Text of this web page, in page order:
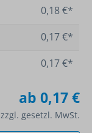
0,18 €*
0,17 €*
0,17 €*
ab 0,17 €
zzgl. gesetzl. MwSt.